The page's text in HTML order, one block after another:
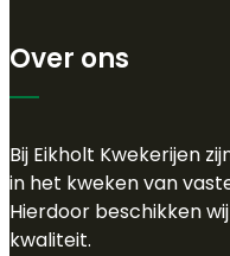
Over ons
Bij Eikholt Kwekerijen
in het kweken van
Hierdoor beschikken
kwaliteit.